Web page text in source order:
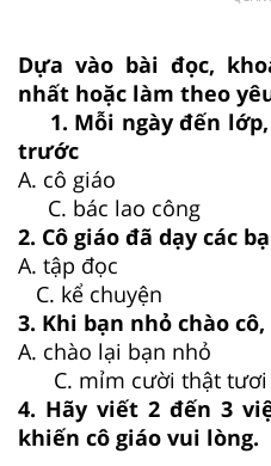
Dựa vào bài đọc,
nhất hoặc làm theo
1. Mỗi ngày đến lớp,
trước
A. cô giáo
C. bác lao công
2. Cô giáo đã dạy các
A. tập đọc
C. kể chuyện
3. Khi bạn nhỏ chào
A. chào lại bạn
C. mỉm cười thật tươi
4. Hãy viết 2 đến 3
khiến cô giáo vui lòng.